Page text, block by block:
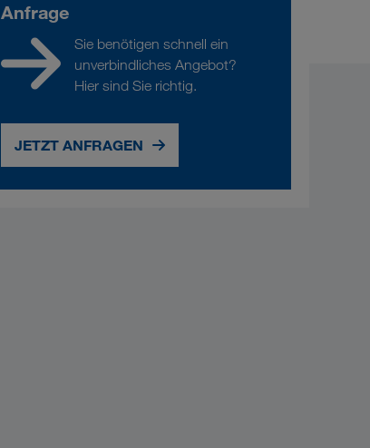
Anfrage
Sie benötigen schnell ein
unverbindliches Angebot?
Hier sind Sie richtig.
JETZT ANFRAGEN